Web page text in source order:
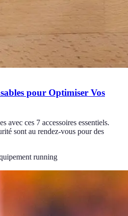
pour Optimiser Vos
avec ces 7 accessoires essentiels.
sont au rendez-vous pour des
running